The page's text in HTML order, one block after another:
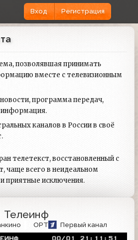
Вход Регистрация
позволявшая принимать
вместе с телевизионным
программа передач,
информация.
каналов в России в своё
телетекст, восстановленный с
чаще всего в неидеальном
приятные исключения.
Телеинф
ОРТ Первый канал